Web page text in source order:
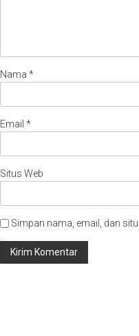
Nama *
Email *
Situs Web
Simpan nama, email, dan